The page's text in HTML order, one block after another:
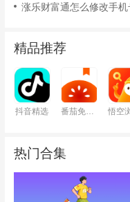
涨乐财富通怎么修改手
精品推荐
抖音精选 番茄免费小说
热门合集